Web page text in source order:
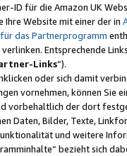
ID für die Amazon UK
Ihre Website mit einer der in
das Partnerprogramm
Entsprechende
Links“).
oder sich damit
vornehmen, können Sie
vorbehaltlich der dort
Daten, Bilder, Texte,
und weitere
bezieht sich